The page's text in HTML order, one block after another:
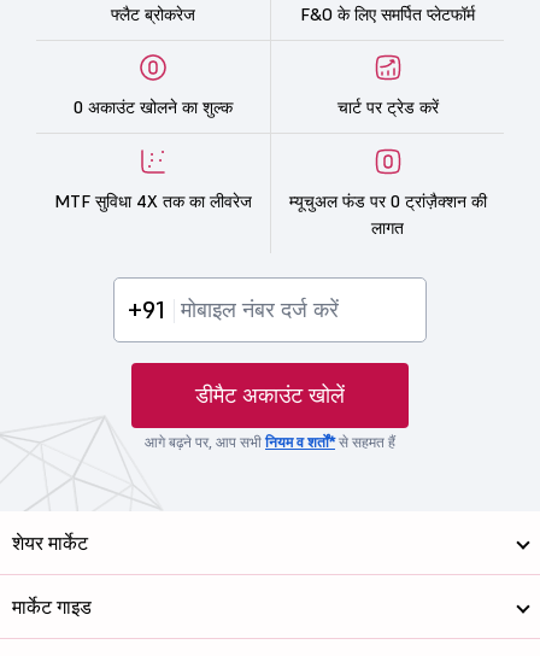
फ्लैट ब्रोकरेज F&O के लिए समर्पित प्लेटफॉर्म
0 अकाउंट खोलने का शुल्क चार्ट पर ट्रेड करें
MTF सुविधा 4X तक का लीवरेज
म्यूचुअल फंड पर 0 ट्रांज़ैक्शन की
लागत
+91
डीमैट अकाउंट खोलें
आगे बढ़ने पर, आप सभीनियम व शर्तों*से सहमत हैं
शेयर मार्केट
मार्केट गाइड